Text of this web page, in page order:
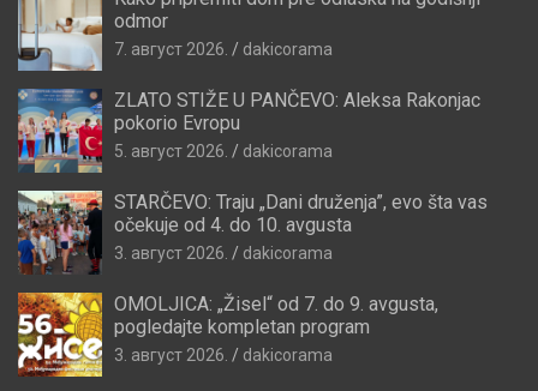
odmor
7. август 2026. dakicorama
ZLATO STIŽE U PANČEVO: Aleksa Rakonjac
pokorio Evropu
5. август 2026. dakicorama
STARČEVO: Traju „Dani druženja”, evo šta vas
očekuje od 4. do 10. avgusta
3. август 2026. dakicorama
OMOLJICA: „Žisel“ od 7. do 9. avgusta,
pogledajte kompletan program
3. август 2026. dakicorama